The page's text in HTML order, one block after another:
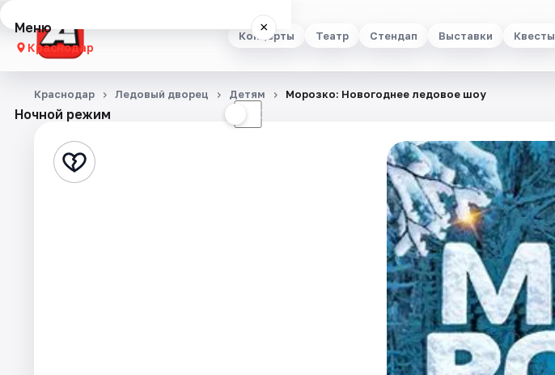
Концерты Театр Стендап Выставки Квесты
Меню ×
Краснодар
Концерты
Стендап
Ночной режим ☾
Краснодар Ледовый дворец Детям Морозко: Новогоднее ледовое шоу